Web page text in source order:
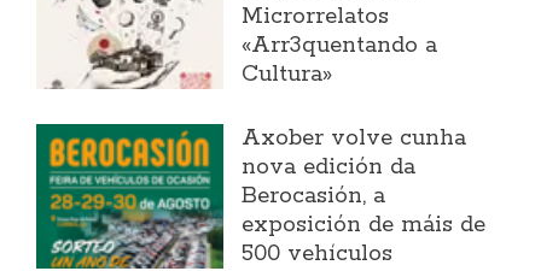
Microrrelatos
«Arr3quentando a
Cultura»
Axober volve cunha
nova edición da
Berocasión, a
exposición de máis de
500 vehículos